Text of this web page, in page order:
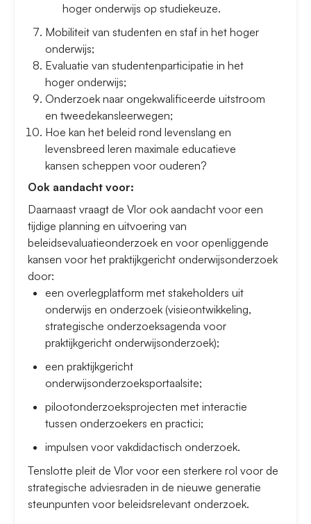
hoger onderwijs op studiekeuze.
Mobiliteit van studenten en staf in het hoger
onderwijs;
Evaluatie van studentenparticipatie in het
hoger onderwijs;
Onderzoek naar ongekwalificeerde uitstroom
en tweedekansleerwegen;
Hoe kan het beleid rond levenslang en
levensbreed leren maximale educatieve
kansen scheppen voor ouderen?
Ook aandacht voor:
Daarnaast vraagt de Vlor ook aandacht voor een
tijdige planning en uitvoering van
beleidsevaluatieonderzoek en voor openliggende
kansen voor het praktijkgericht onderwijsonderzoek
door:
een overlegplatform met stakeholders uit
onderwijs en onderzoek (visieontwikkeling,
strategische onderzoeksagenda voor
praktijkgericht onderwijsonderzoek);
een praktijkgericht
onderwijsonderzoeksportaalsite;
pilootonderzoeksprojecten met interactie
tussen onderzoekers en practici;
impulsen voor vakdidactisch onderzoek.
Tenslotte pleit de Vlor voor een sterkere rol voor de
strategische adviesraden in de nieuwe generatie
steunpunten voor beleidsrelevant onderzoek.